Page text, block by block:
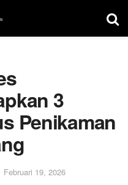
3
Penikaman
Februari 19, 2026